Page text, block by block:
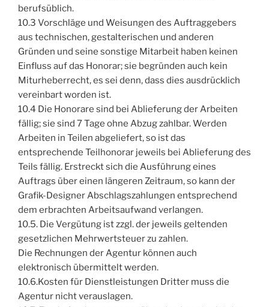
berufsüblich.
10.3 Vorschläge und Weisungen des Auftraggebers
aus technischen, gestalterischen und anderen
Gründen und seine sonstige Mitarbeit haben keinen
Einfluss auf das Honorar; sie begründen auch kein
Miturheberrecht, es sei denn, dass dies ausdrücklich
vereinbart worden ist.
10.4 Die Honorare sind bei Ablieferung der Arbeiten
fällig; sie sind 7 Tage ohne Abzug zahlbar. Werden
Arbeiten in Teilen abgeliefert, so ist das
entsprechende Teilhonorar jeweils bei Ablieferung des
Teils fällig. Erstreckt sich die Ausführung eines
Auftrags über einen längeren Zeitraum, so kann der
Grafik-Designer Abschlagszahlungen entsprechend
dem erbrachten Arbeitsaufwand verlangen.
10.5. Die Vergütung ist zzgl. der jeweils geltenden
gesetzlichen Mehrwertsteuer zu zahlen.
Die Rechnungen der Agentur können auch
elektronisch übermittelt werden.
10.6.Kosten für Dienstleistungen Dritter muss die
Agentur nicht verauslagen.